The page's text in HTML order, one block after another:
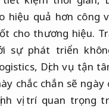
hiệu quả hơn công
cho thương hiệu.
sự phát triển
Dịch vụ tận
chắc chắn sẽ
vị trí quan trọng